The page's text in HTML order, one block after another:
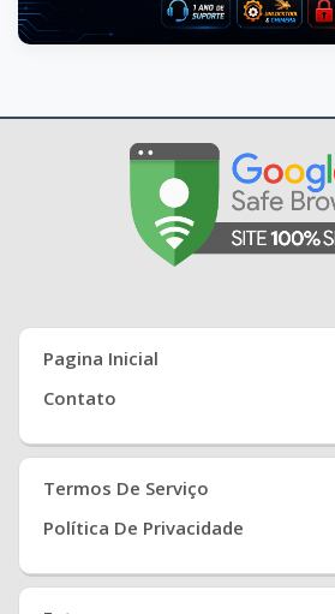
Pagina Inicial
Contato
Termos De Serviço
Política De Privacidade